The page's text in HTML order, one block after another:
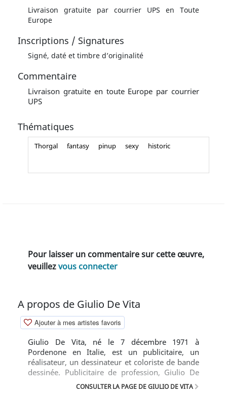
Livraison gratuite par courrier UPS en Toute
Europe
Inscriptions / Signatures
Signé, daté et timbre d’originalité
Commentaire
Livraison gratuite en toute Europe par courrier
UPS
Thématiques
Thorgal fantasy pinup sexy historic
Pour laisser un commentaire sur cette œuvre,
veuillezvous connecter
A propos de Giulio De Vita
Ajouter à mes artistes favoris
Giulio De Vita, né le 7 décembre 1971 à
Pordenone en Italie, est un publicitaire, un
réalisateur, un dessinateur et coloriste de bande
dessinée. Publicitaire de profession, Giulio De
Vita travaille énormément dans le monde de la
publicité en Italie en faisant des couvertures
CONSULTER LA PAGE DE GIULIO DE VITA